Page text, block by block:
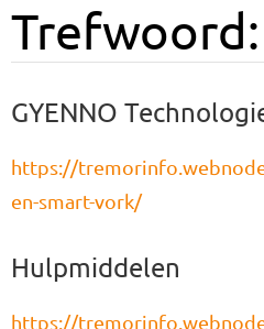
GYENNO
https://
en-smart-vork/
Hulpmiddelen
https://